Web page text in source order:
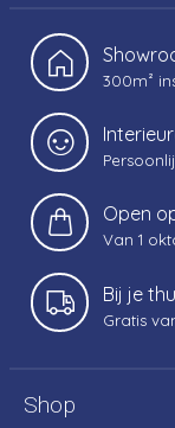
300m²
Open
Van 1
Bij je
Gratis
Shop